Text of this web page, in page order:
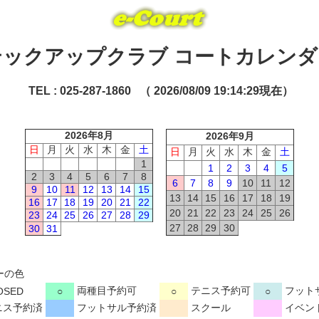
クアップクラブ コートカレン
TEL : 025-287-1860 （ 2026/08/09 19:14:29現在）
2026年8月
日
月 火 水 木 金
土
1
2
3 4 5 6 7
8
9
10 11 12 13 14
15
16
17 18 19 20 21
22
23
24 25 26 27 28
29
30 31
2026年9月
日
月 火 水 木 金
土
1
2 3 4
5
6
7 8 9 10 11
12
13
14 15 16 17 18
19
20
21 22 23 24 25
26
27
28 29 30
の色
○ 両種目予約可 ○ テニス予約可 ○
フット
ス予約済
フットサル予約済 スクール イベン